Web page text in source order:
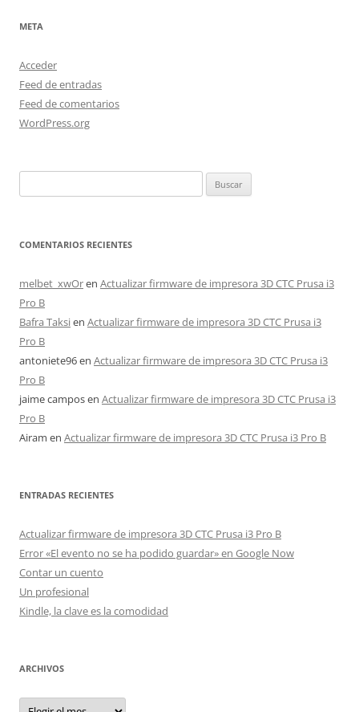
META
Acceder
Feed de entradas
Feed de comentarios
WordPress.org
COMENTARIOS RECIENTES
melbet_xwOren Actualizar firmware de impresora 3D CTC Prusa i3
Pro B
Bafra Taksien Actualizar firmware de impresora 3D CTC Prusa i3
Pro B
antoniete96en Actualizar firmware de impresora 3D CTC Prusa i3
Pro B
jaime camposen Actualizar firmware de impresora 3D CTC Prusa i3
Pro B
Airam en Actualizar firmware de impresora 3D CTC Prusa i3 Pro B
ENTRADAS RECIENTES
Actualizar firmware de impresora 3D CTC Prusa i3 Pro B
Error «El evento no se ha podido guardar» en Google Now
Contar un cuento
Un profesional
Kindle, la clave es la comodidad
ARCHIVOS
Archivos